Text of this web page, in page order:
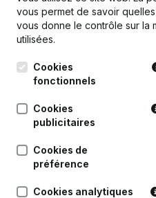
vous permet de savoir
vous donne le contrôle sur la
utilisées.
Cookies
fonctionnels
Cookies
publicitaires
Cookies de
préférence
Cookies analytiques
Kantorenpark Everest
Leuvensesteenweg
248D,
1800 Vilvoorde